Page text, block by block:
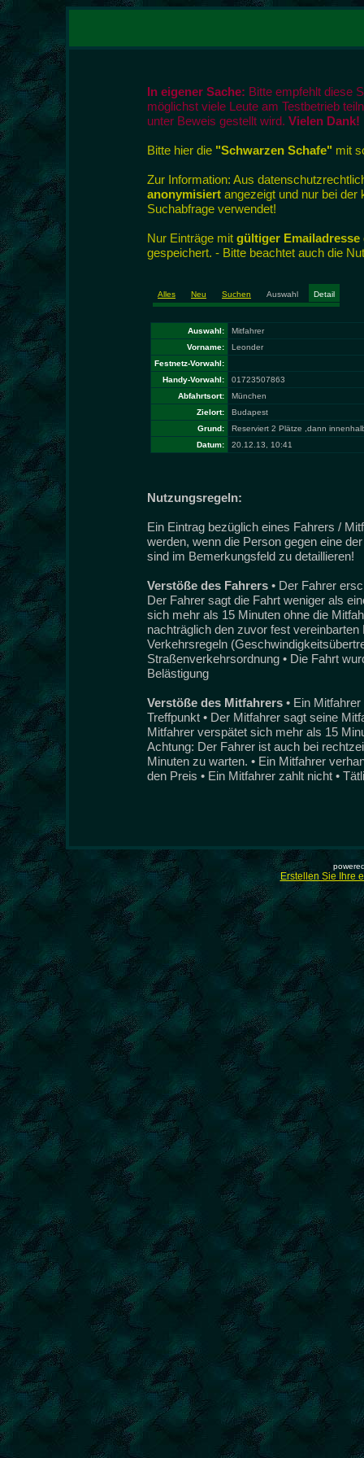
In eigener Sache: Bitte empfehlt diese
möglichst viele Leute am Testbetrieb
unter Beweis gestellt wird. Vielen Dank!
Bitte hier die "Schwarzen Schafe" mit
Zur Information: Aus
anonymisiert angezeigt und nur bei der
Suchabfrage verwendet!
Nur Einträge mit gültiger Emailadresse
gespeichert. - Bitte beachtet auch die
Alles Neu Suchen Auswahl Detail
Auswahl:
Mitfahrer
Vorname:
Leonder
Festnetz-Vorwahl:
Handy-Vorwahl:
01723507863
Abfahrtsort:
München
Zielort:
Budapest
Grund:
Reserviert 2 Plätze ,dann
Datum:
20.12.13, 10:41
Nutzungsregeln:
Ein Eintrag bezüglich eines Fahrers /
werden, wenn die Person gegen eine
sind im Bemerkungsfeld zu detaillieren!
Verstöße des Fahrers • Der Fahrer
Der Fahrer sagt die Fahrt weniger als
sich mehr als 15 Minuten ohne die
nachträglich den zuvor fest
Verkehrsregeln
Straßenverkehrsordnung • Die Fahrt
Belästigung
Verstöße des Mitfahrers • Ein
Treffpunkt • Der Mitfahrer sagt seine
Mitfahrer verspätet sich mehr als 15
Achtung: Der Fahrer ist auch bei
Minuten zu warten. • Ein Mitfahrer
den Preis • Ein Mitfahrer zahlt nicht •
Erstellen Sie Ihre